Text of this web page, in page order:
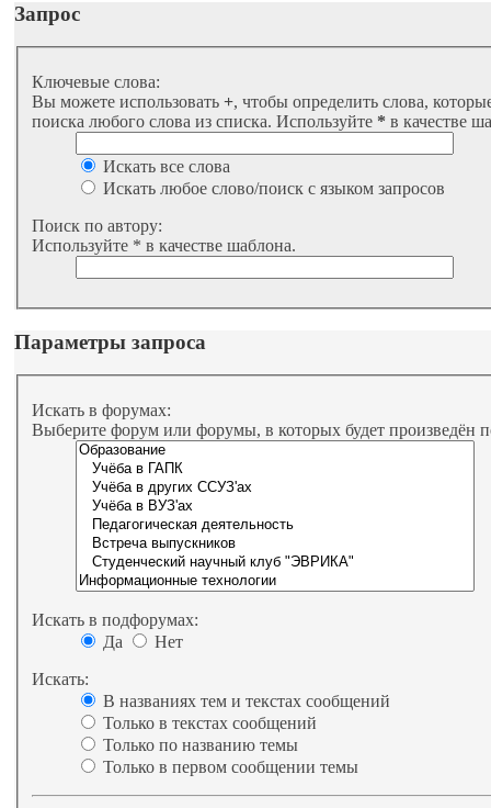
Запрос
Ключевые слова:
Вы можете использовать +, чтобы определить слова,
поиска любого слова из списка. Используйте * в качестве
Искать все слова
Искать любое слово/поиск с языком запросов
Поиск по автору:
Используйте * в качестве шаблона.
Параметры запроса
Искать в форумах:
Выберите форум или форумы, в которых будет произведён
Искать в подфорумах:
Да
Нет
Искать:
В названиях тем и текстах сообщений
Только в текстах сообщений
Только по названию темы
Только в первом сообщении темы